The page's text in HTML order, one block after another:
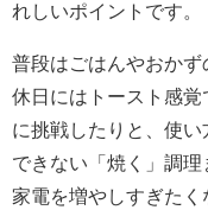
れしいポイントです。
普段はごはんやおかず
休日にはトースト感
に挑戦したりと、使
できない「焼く」調
家電を増やしすぎたく